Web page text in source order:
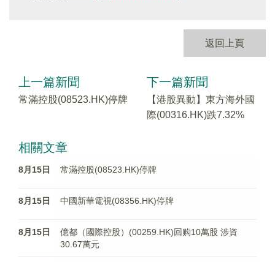
返回上頁
上一篇新聞
常滿控股(08523.HK)停牌
下一篇新聞
【港股異動】東方海外國
際(00316.HK)跌7.32%
相關文章
8月15日 常滿控股(08523.HK)停牌
8月15日 中國新華電視(08356.HK)停牌
8月15日
億都（國際控股）(00259.HK)回购10萬股 涉資
30.67萬元